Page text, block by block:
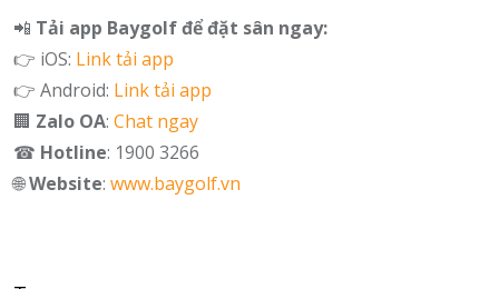
📲 Tải app Baygolf để đặt sân ngay:
👉 iOS: Link tải app
👉 Android: Link tải app
🏢 Zalo OA: Chat ngay
☎ Hotline: 1900 3266
🌐Website: www.baygolf.vn